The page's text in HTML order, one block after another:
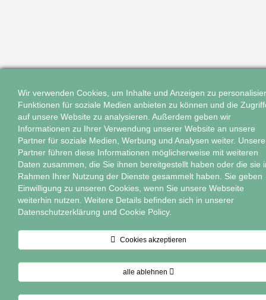
Wir verwenden Cookies, um Inhalte und Anzeigen zu
Funktionen für soziale Medien anbieten zu können und die
auf unsere Website zu analysieren. Außerdem geben wir
Informationen zu Ihrer Verwendung unserer Website an unsere
Partner für soziale Medien, Werbung und Analysen weiter. Unsere
Partner führen diese Informationen möglicherweise mit weiteren
Daten zusammen, die Sie ihnen bereitgestellt haben oder die sie
Rahmen Ihrer Nutzung der Dienste gesammelt haben. Sie geben
Einwilligung zu unseren Cookies, wenn Sie unsere Webseite
weiterhin nutzen. Weitere Details befinden sich in unserer
Datenschutzerklärung und Cookie Policy.
Cookies akzeptieren
alle ablehnen